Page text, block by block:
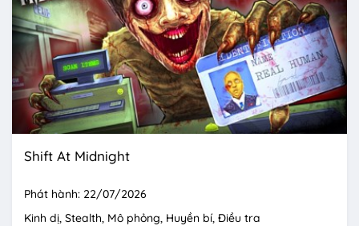
Shift At Midnight
Phát hành: 22/07/2026
Kinh dị Stealth Mô phỏng Huyền bí Điều tra